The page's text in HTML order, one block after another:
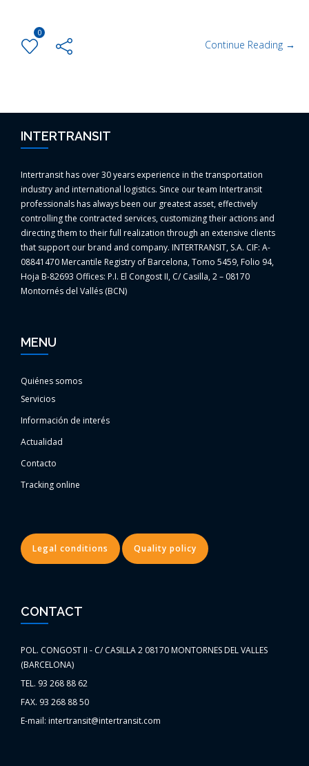
0
Continue Reading →
INTERTRANSIT
Intertransit has over 30 years experience in the transportation
industry and international logistics. Since our team Intertransit
professionals has always been our greatest asset, effectively
controlling the contracted services, customizing their actions and
directing them to their full realization through an extensive clients
that support our brand and company. INTERTRANSIT, S.A. CIF: A-
08841470 Mercantile Registry of Barcelona, Tomo 5459, Folio 94,
Hoja B-82693 Offices: P.I. El Congost II, C/ Casilla, 2 – 08170
Montornés del Vallés (BCN)
MENU
Quiénes somos
Servicios
Información de interés
Actualidad
Contacto
Tracking online
Legal conditions Quality policy
CONTACT
POL. CONGOST II - C/ CASILLA 2 08170 MONTORNES DEL VALLES
(BARCELONA)
TEL. 93 268 88 62
FAX. 93 268 88 50
E-mail: intertransit@intertransit.com